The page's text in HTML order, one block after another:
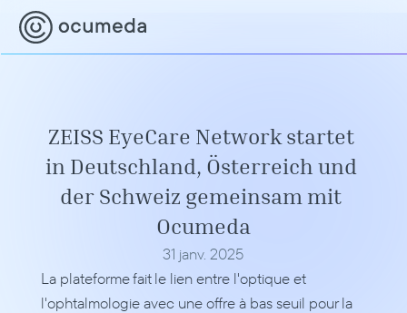
ZEISS EyeCare Network startet
in Deutschland, Österreich und
der Schweiz gemeinsam mit
Ocumeda
31 janv. 2025
La plateforme fait le lien entre l'optique et
l'ophtalmologie avec une offre à bas seuil pour la